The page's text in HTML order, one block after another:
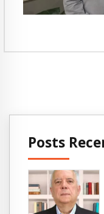
Posts